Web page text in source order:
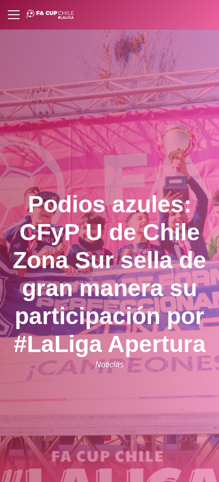
Podios azules:
CFyP U de Chile
Zona Sur sella de
gran manera su
participación por
#LaLiga Apertura
Noticias